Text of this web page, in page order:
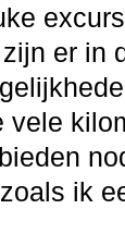
er in
vele
ik